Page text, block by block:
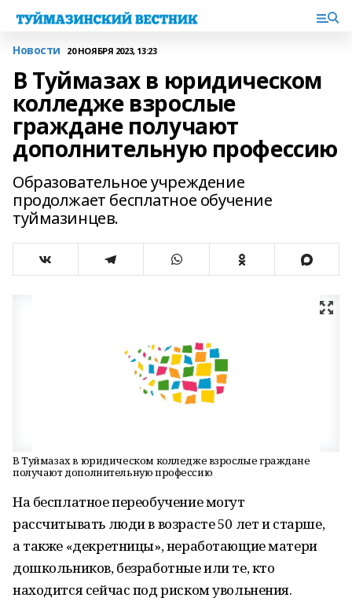
Новости 20 НОЯБРЯ 2023, 13:23
В Туймазах в юридическом
колледже взрослые
граждане получают
дополнительную профессию
Образовательное учреждение
продолжает бесплатное обучение
туймазинцев.
В Туймазах в юридическом колледже взрослые граждане
получают дополнительную профессию
На бесплатное переобучение могут
рассчитывать люди в возрасте 50 лет и старше,
а также «декретницы», неработающие матери
дошкольников, безработные или те, кто
находится сейчас под риском увольнения.